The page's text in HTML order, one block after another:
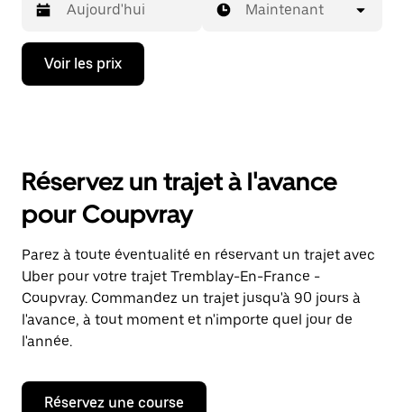
Appuyez
la
ouvrir
calendrier
et
sélectionner
une
date.
Appuyez
sur
la
touche
pour
fermer
Maintenant
Voir les prix
Réservez un trajet à l'avance
pour Coupvray
Parez à toute éventualité en réservant un trajet avec
Uber pour votre trajet Tremblay-En-France -
Coupvray. Commandez un trajet jusqu'à 90 jours à
l'avance, à tout moment et n'importe quel jour de
l'année.
Réservez une course